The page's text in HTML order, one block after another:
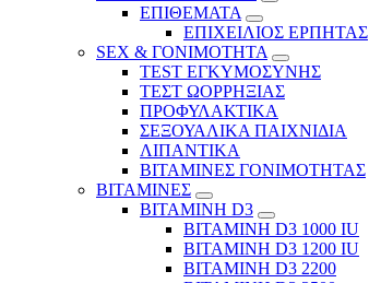
ΕΠΙΘΕΜΑΤΑ
ΕΠΙΧΕΙΛΙΟΣ ΕΡΠΗΤΑΣ
SEX & ΓΟΝΙΜΟΤΗΤΑ
TEST ΕΓΚΥΜΟΣΥΝΗΣ
ΤΕΣΤ ΩΟΡΡΗΞΙΑΣ
ΠΡΟΦΥΛΑΚΤΙΚΑ
ΣΕΞΟΥΑΛΙΚΑ ΠΑΙΧΝΙΔΙΑ
ΛΙΠΑΝΤΙΚΑ
ΒΙΤΑΜΙΝΕΣ ΓΟΝΙΜΟΤΗΤΑΣ
ΒΙΤΑΜΙΝΕΣ
ΒΙΤΑΜΙΝΗ D3
ΒΙΤΑΜΙΝΗ D3 1000 IU
ΒΙΤΑΜΙΝΗ D3 1200 IU
ΒΙΤΑΜΙΝΗ D3 2200